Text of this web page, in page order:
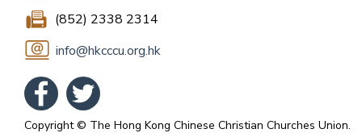
(852) 2338 2314
info@hkcccu.org.hk
Copyright © The Hong Kong Chinese Christian Churches Union.